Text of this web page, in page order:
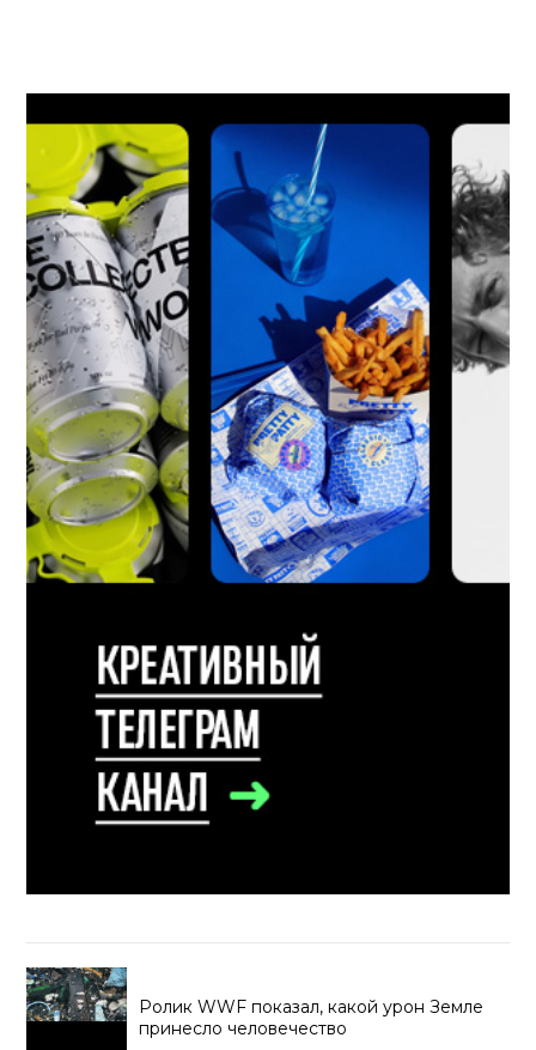
Ролик WWF показал, какой урон Земле
принесло человечество